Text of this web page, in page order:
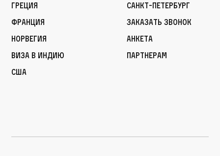
Греция
Франция
Норвегия
Виза в Индию
США
Санкт-Петербург
Заказать звонок
Анкета
Партнерам